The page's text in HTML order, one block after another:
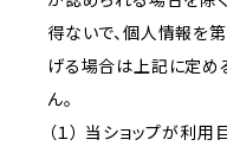
得ないで、個人情報を
げる場合は上記に定め
ん。
（１） 当ショップが利